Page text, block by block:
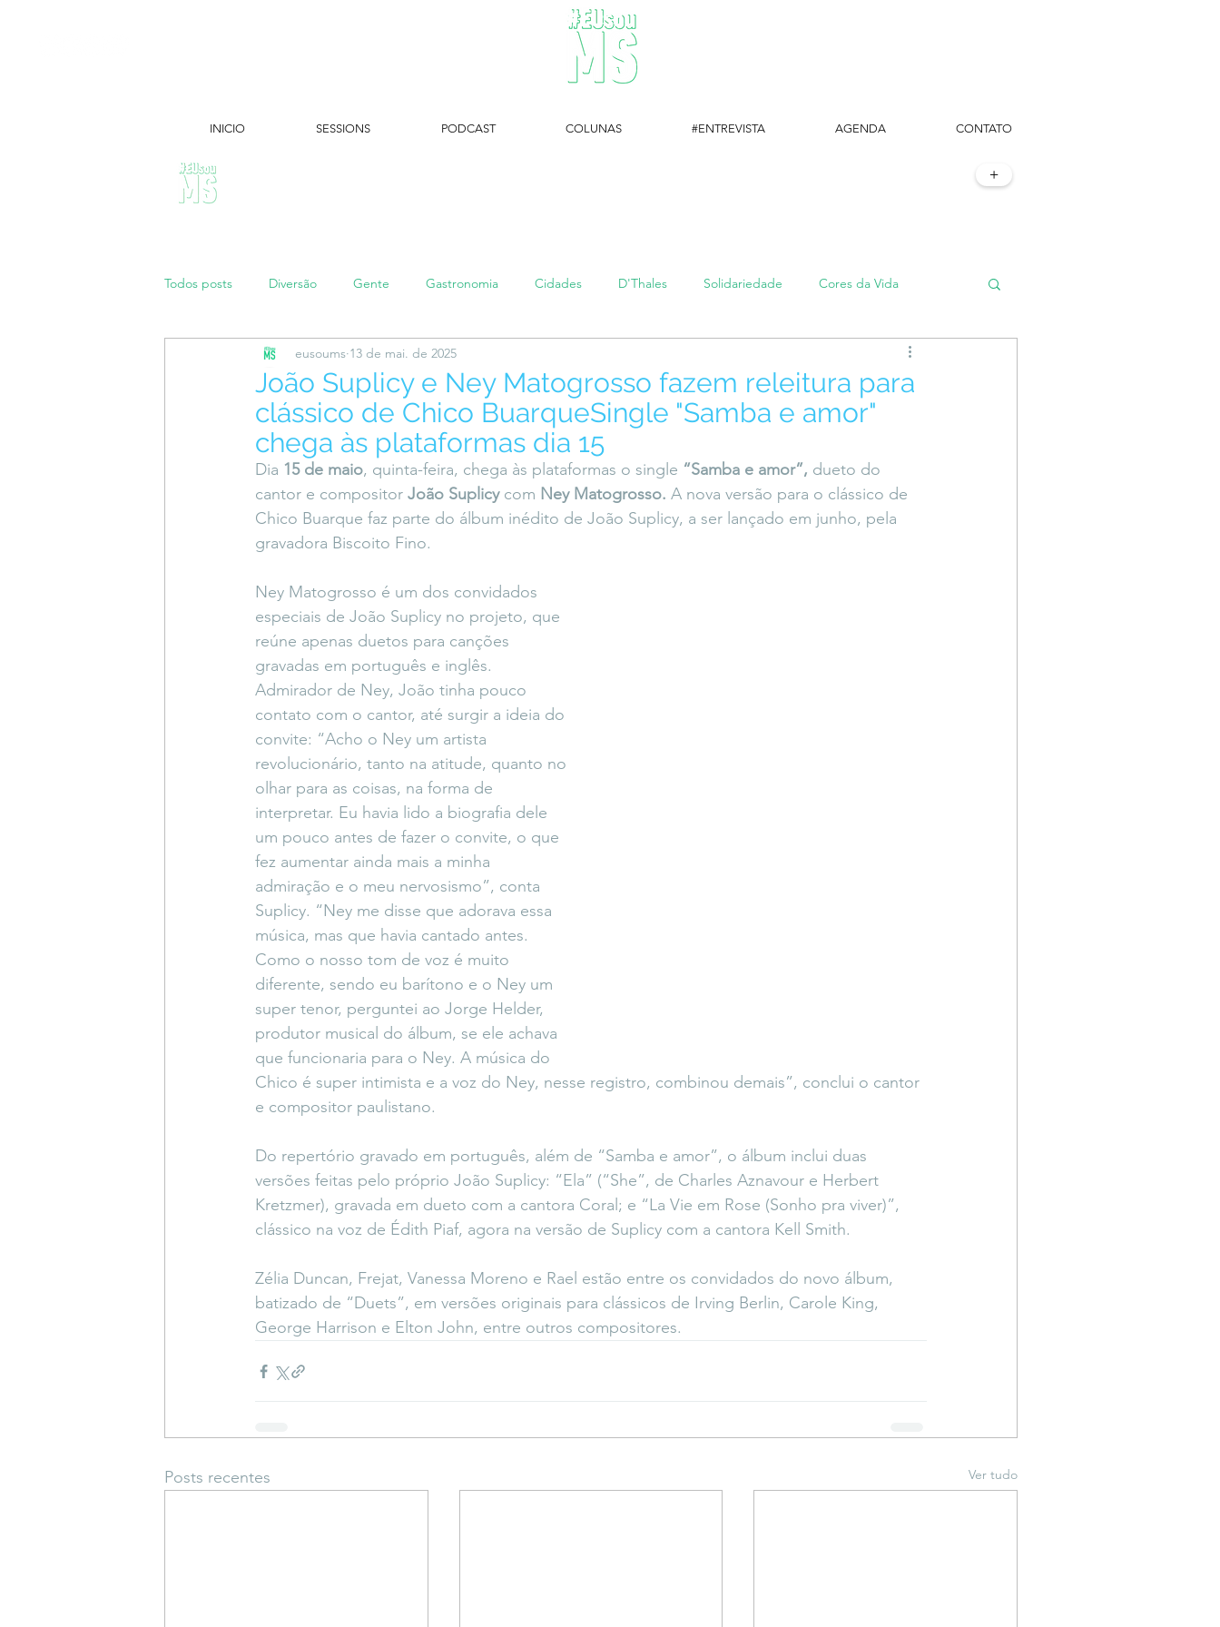
Todos posts Diversão Gente Gastronomia Cidades D'Thales Solidariedade Cores da Vida
Papo de Mãe #maratonei #setembroamarelo #TôemSampa, meu!
Coluna do Vasques #DescomplicaLara #entrevista Entre Palavras Fora da Curva Território Livre
DESIMAGINAR Saiba Direito
João Suplicy e Ney Matogrosso fazem releitura para
clássico de Chico BuarqueSingle "Samba e amor"
chega às plataformas dia 15
eusoums 13 de mai. de 2025
Dia 15 de maio, quinta-feira, chega às plataformas o single “Samba e amor”, dueto do
cantor e compositor João Suplicy com Ney Matogrosso. A nova versão para o clássico de
Chico Buarque faz parte do álbum inédito de João Suplicy, a ser lançado em junho, pela
gravadora Biscoito Fino.
Ney Matogrosso é um dos convidados
especiais de João Suplicy no projeto, que
reúne apenas duetos para canções
gravadas em português e inglês.
Admirador de Ney, João tinha pouco
contato com o cantor, até surgir a ideia do
convite: “Acho o Ney um artista
revolucionário, tanto na atitude, quanto no
olhar para as coisas, na forma de
interpretar. Eu havia lido a biografia dele
um pouco antes de fazer o convite, o que
fez aumentar ainda mais a minha
admiração e o meu nervosismo”, conta
Suplicy. “Ney me disse que adorava essa
música, mas que havia cantado antes.
Como o nosso tom de voz é muito
diferente, sendo eu barítono e o Ney um
super tenor, perguntei ao Jorge Helder,
produtor musical do álbum, se ele achava
que funcionaria para o Ney. A música do
Chico é super intimista e a voz do Ney, nesse registro, combinou demais”, conclui o cantor
e compositor paulistano.
Do repertório gravado em português, além de “Samba e amor”, o álbum inclui duas
versões feitas pelo próprio João Suplicy: “Ela” (“She”, de Charles Aznavour e Herbert
Kretzmer), gravada em dueto com a cantora Coral; e “La Vie em Rose (Sonho pra viver)”,
clássico na voz de Édith Piaf, agora na versão de Suplicy com a cantora Kell Smith.
Zélia Duncan, Frejat, Vanessa Moreno e Rael estão entre os convidados do novo álbum,
batizado de “Duets”, em versões originais para clássicos de Irving Berlin, Carole King,
George Harrison e Elton John, entre outros compositores.
Posts recentes Ver tudo
+
INICIO SESSIONS PODCAST COLUNAS #ENTREVISTA AGENDA CONTATO